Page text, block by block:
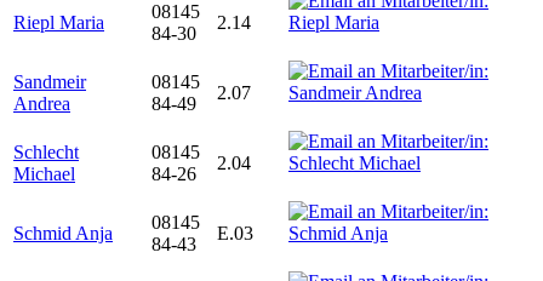
Riepl Maria
08145
84-30
2.14
Sandmeir
Andrea
08145
84-49
2.07
Schlecht
Michael
08145
84-26
2.04
Schmid Anja
08145
84-43
E.03